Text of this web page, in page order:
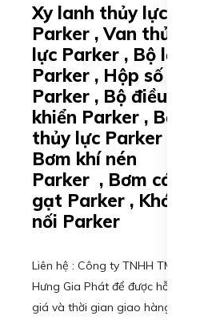
Xy lanh thủy lực
Parker , Van thủy
lực Parker , Bộ lọc
Parker , Hộp số
Parker , Bộ điều
khiển Parker , Bơm
thủy lực Parker ,
Bơm khí nén
Parker , Bơm cánh
gạt Parker , Khớp
nối Parker
Liên hệ : Công ty TNHH TM KT
Hưng Gia Phát để được hỗ trợ
giá và thời gian giao hàng